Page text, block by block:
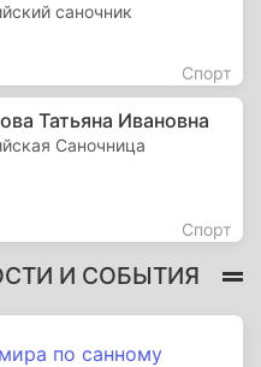
саночник
Спорт
Татьяна Ивановна
Саночница
Спорт
И СОБЫТИЯ
по санному